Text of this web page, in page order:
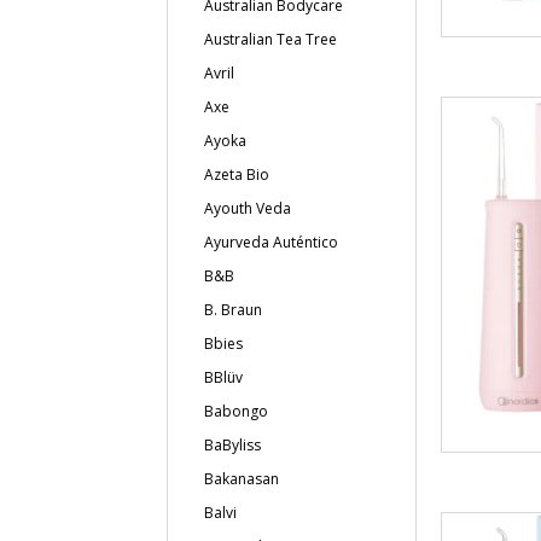
Australian Bodycare
Australian Tea Tree
Avril
Axe
Ayoka
Azeta Bio
Ayouth Veda
Ayurveda Auténtico
B&B
B. Braun
Bbies
BBlüv
Babongo
BaByliss
Bakanasan
Balvi